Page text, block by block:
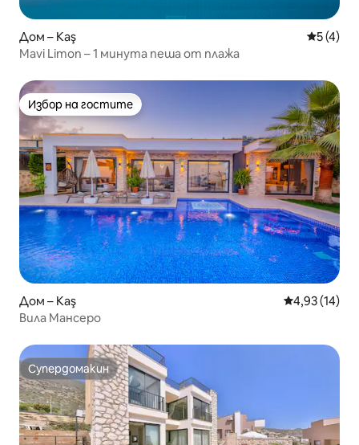
Дом – Kaş Средна
5 (4)
Mavi Limon – 1 минута пеша от плажа
Избор на гостите
Избор на гостите
Дом – Kaş Средна
4,93 (14)
Вила Мансеро
Супердомакин
Супердомакин